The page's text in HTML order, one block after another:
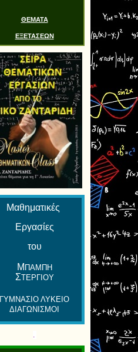
ΘΕΜΑΤΑ
ΕΞΕΤΑΣΕΩΝ
Μαθηματικές
Εργασίες
του
Μ ΠΑΜΠΗ
ΣΤΕΡΓΙΟΥ
ΓΥΜΝΑΣΙΟ ΛΥΚΕΙΟ
ΔΙΑΓΩΝΙΣΜΟΙ
.